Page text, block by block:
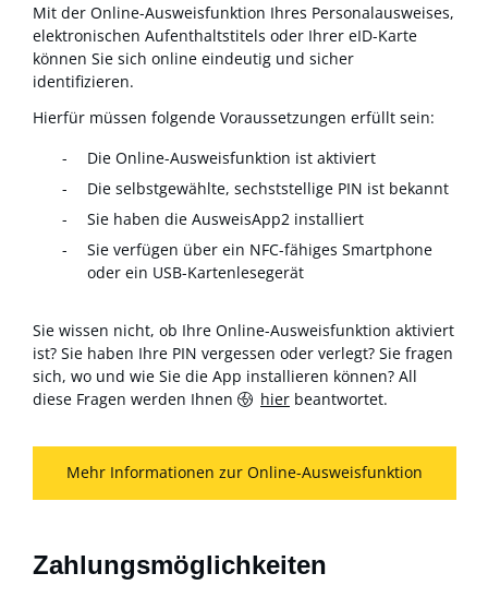
Mit der Online-Ausweisfunktion Ihres Personalausweises,
elektronischen Aufenthaltstitels oder Ihrer eID-Karte
können Sie sich online eindeutig und sicher
identifizieren.
Hierfür müssen folgende Voraussetzungen erfüllt sein:
Die Online-Ausweisfunktion ist aktiviert
Die selbstgewählte, sechststellige PIN ist bekannt
Sie haben die AusweisApp2 installiert
Sie verfügen über ein NFC-fähiges Smartphone
oder ein USB-Kartenlesegerät
Sie wissen nicht, ob Ihre Online-Ausweisfunktion aktiviert
ist? Sie haben Ihre PIN vergessen oder verlegt? Sie fragen
sich, wo und wie Sie die App installieren können? All
diese Fragen werden Ihnen
hier beantwortet.
Mehr Informationen zur Online-Ausweisfunktion
Zahlungsmöglichkeiten